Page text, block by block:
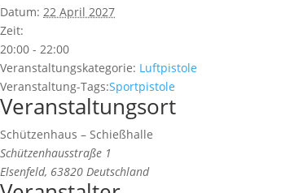
Datum: 22 April 2027
Zeit:
20:00 - 22:00
Veranstaltungskategorie: Luftpistole
Veranstaltung-Tags:Sportpistole
Veranstaltungsort
Schützenhaus – Schießhalle
Schützenhausstraße 1
Elsenfeld, 63820 Deutschland